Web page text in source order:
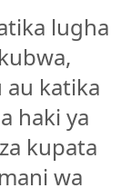
lugha
katika
haki ya
kupata
wa